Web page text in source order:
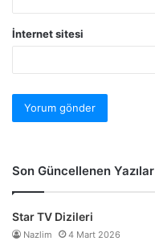
İnternet sitesi
Son Güncellenen Yazılar
Star TV Dizileri
Nazlim 4 Mart 2026